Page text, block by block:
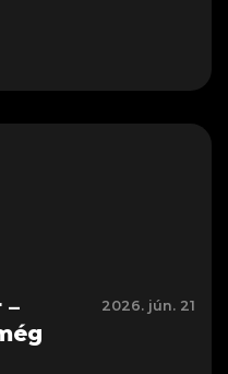
2026. jún. 21
–